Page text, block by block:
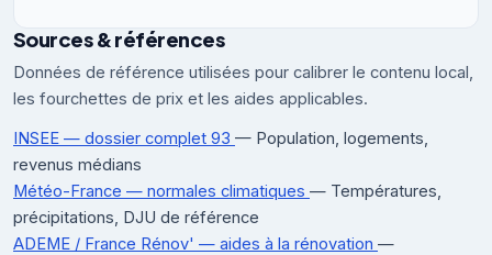
Sources & références
Données de référence utilisées pour calibrer le contenu local,
les fourchettes de prix et les aides applicables.
INSEE — dossier complet 93 — Population, logements,
revenus médians
Météo-France — normales climatiques — Températures,
précipitations, DJU de référence
ADEME / France Rénov' — aides à la rénovation —